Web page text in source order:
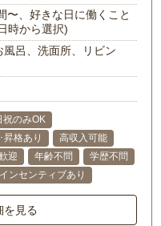
〜、好きな日に働くこと
時から選択)
呂、洗面所、リビン
祝のみOK
昇格あり
高収入可能
迎 年齢不問
学歴不問
インセンティブあり
を見る